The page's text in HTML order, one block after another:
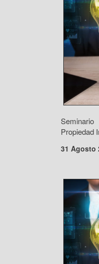
Propiedad
31 Agosto